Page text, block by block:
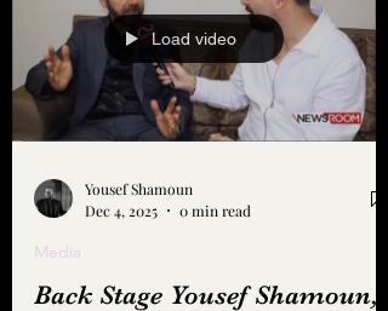
Load video
Yousef Shamoun
Dec 4, 2025
0 min read
Media
Back Stage Yousef Shamoun,